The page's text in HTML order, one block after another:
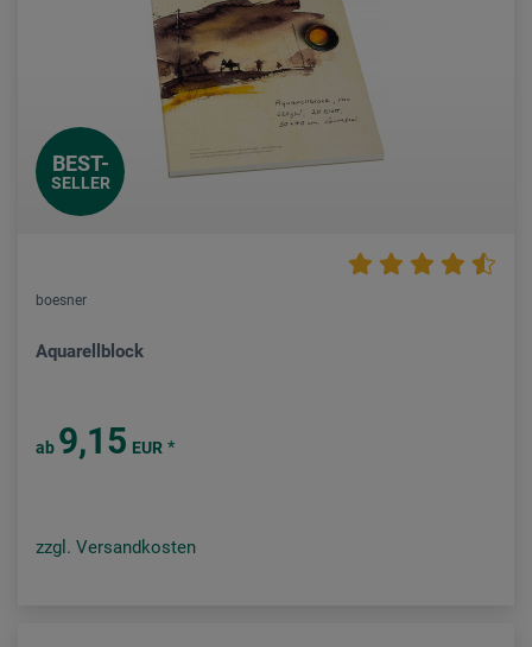
BEST-
SELLER
boesner
Aquarellblock
ab 9,15 EUR *
zzgl. Versandkosten